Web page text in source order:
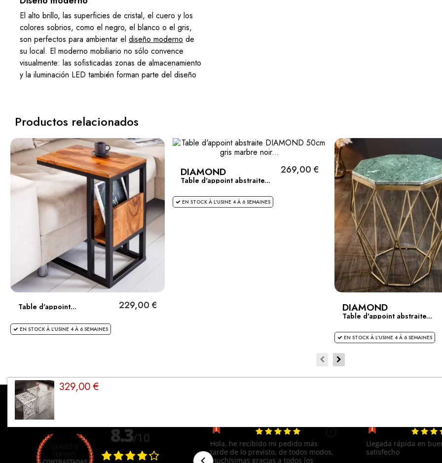
El alto brillo, las superficies de cristal, el cuero y los
colores sobrios, como el negro, el blanco o el gris,
son perfectos para ambientar el diseño moderno de
su local. El moderno mobiliario no sólo convence
visualmente: las sofisticadas zonas de almacenamiento
y la iluminación LED también forman parte del diseño
Productos relacionados
Table d'appoint... 229,00 €
EN STOCK À L'USINE 4 À 6 SEMAINES
DIAMOND
Table d'appoint abstraite...
269,00 €
EN STOCK À L'USINE 4 À 6 SEMAINES
DIAMOND
Table d'appoint abstraite...
EN STOCK À L'USINE 4 À 6 SEMAINES
329,00 €